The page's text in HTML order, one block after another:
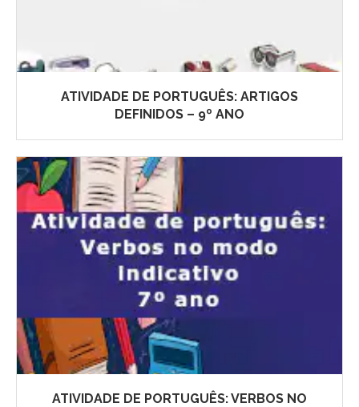
ATIVIDADE DE PORTUGUÊS: ARTIGOS
DEFINIDOS – 9º ANO
ATIVIDADE DE PORTUGUÊS: VERBOS NO